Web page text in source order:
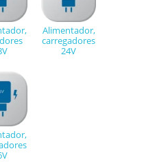
Alimentador,
carregadores
24V